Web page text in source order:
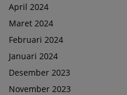
April 2024
Maret 2024
Februari 2024
Januari 2024
Desember 2023
November 2023